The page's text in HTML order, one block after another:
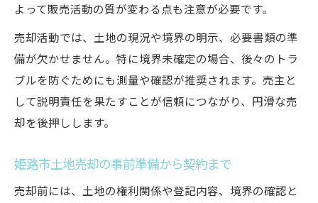
よって販売活動の質が変わる点も注意が必要です。
売却活動では、土地の現況や境界の明示、必要書類の準
備が欠かせません。特に境界未確定の場合、後々のトラ
ブルを防ぐためにも測量や確認が推奨されます。売主と
して説明責任を果たすことが信頼につながり、円滑な売
却を後押しします。
姫路市土地売却の事前準備から契約まで
売却前には、土地の権利関係や登記内容、境界の確認と